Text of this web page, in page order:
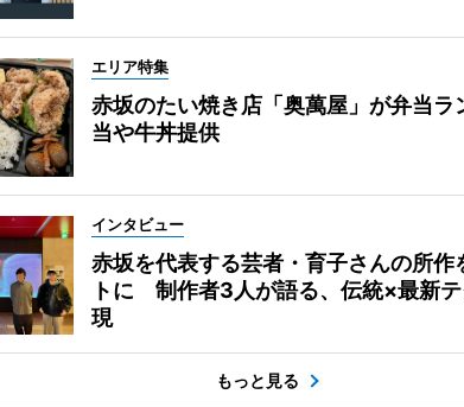
エリア特集
赤坂のたい焼き店「奥萬屋」が弁当
当や牛丼提供
インタビュー
赤坂を代表する芸者・育子さんの所作
トに 制作者3人が語る、伝統×最新
現
もっと見る